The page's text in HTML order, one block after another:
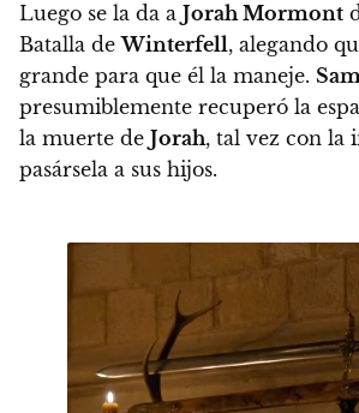
Luego se la da a Jorah Mormont
Batalla deWinterfell, alegando
grande para que él la maneje.
presumiblemente recuperó la
la muerte de Jorah, tal vez con la
pasársela a sus hijos.